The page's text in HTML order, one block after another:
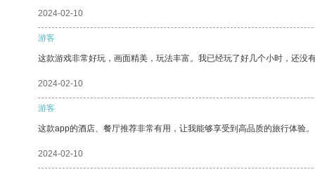
2024-02-10
游客
这款游戏非常好玩，画面精美，玩法丰富。我已经玩了好几个小时，还没有
2024-02-10
游客
这款app的酒店、餐厅推荐非常有用，让我能够享受到高品质的旅行体验。
2024-02-10